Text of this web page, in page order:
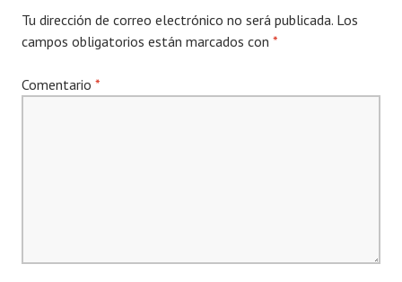
Tu dirección de correo electrónico no será publicada. Los
campos obligatorios están marcados con *
Comentario *